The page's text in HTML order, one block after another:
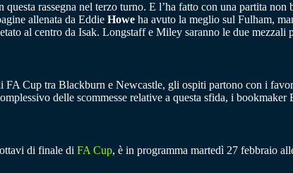
rassegna nel terzo turno. E l’ha fatto con una partita
allenata da Eddie Howe ha avuto la meglio sul Fulham,
al centro da Isak. Longstaff e Miley saranno le due mezzali
FA Cup tra Blackburn e Newcastle, gli ospiti partono con i
delle scommesse relative a questa sfida, i
di finale di FA Cup, è in programma martedì 27 febbraio